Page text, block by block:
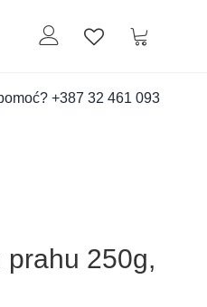
Moj nalogLista zelja
Korpa
+387 32 461 093
prahu 250g,